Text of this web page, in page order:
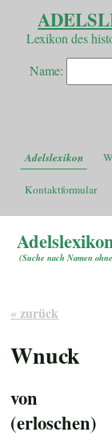
Lexikon des
Name:
Adelslexikon
Kontaktformular
(Suche nach Namen
« zurück
Wnuck
von
(erloschen)